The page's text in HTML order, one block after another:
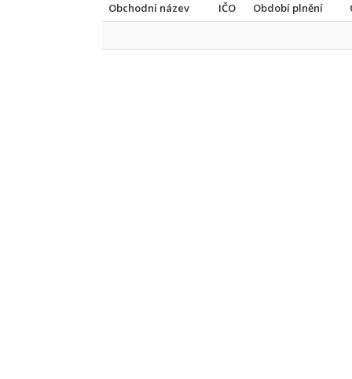
Obchodní název IČO Období plnění